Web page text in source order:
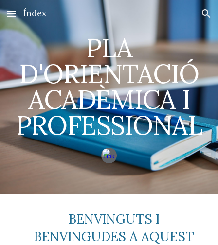
Skip to main content Skip to navigation
Índex
PLA
D'ORIENTACIÓ
ACADÈMICA I
PROFESSIONAL
BENVINGUTS I
BENVINGUDES A AQUEST